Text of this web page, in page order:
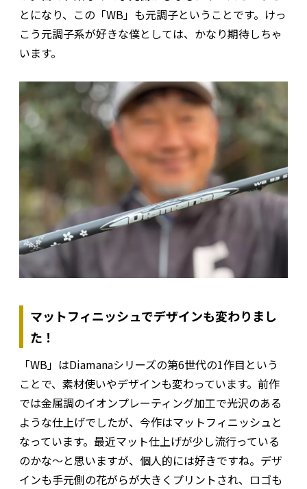
とになり、この「WB」も元調子ということです。けっ
こう元調子系が好きな僕としては、かなり期待しちゃ
います。
マットフィニッシュでデザインも変わりまし
た！
「WB」はDiamanaシリーズの第6世代の1作目という
ことで、素材使いやデザインも変わっています。前作
では金属調のイオンプレーティング加工で光沢のある
ような仕上げでしたが、今作はマットフィニッシュと
なっています。最近マット仕上げが少し流行っている
のかな～と思いますが、個人的には好きですね。デザ
インも手元側の花がらが大きくプリントされ、ロゴも